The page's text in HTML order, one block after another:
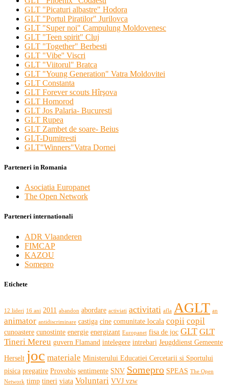
GLT "Picaturi albastre" Hodora
GLT "Portul Piratilor" Jurilovca
GLT "Super noi" Campulung Moldovenesc
GLT "Teen spirit" Cluj
GLT "Together" Berbesti
GLT "Vibe'' Viscri
GLT "Viitorul" Bratca
GLT "Young Generation" Vatra Moldovitei
GLT Constanta
GLT Forever scouts Hîrşova
GLT Homorod
GLT Jos Palaria- Bucuresti
GLT Rupea
GLT Zambet de soare- Beius
GLT-Dumitresti
GLT"Winners"Vatra Dornei
Parteneri in Romania
Asociatia Europanet
The Open Network
Parteneri internationali
ADR Vlaanderen
FIMCAP
KAZOU
Somepro
Etichete
12 lideri 16 ani 2011 abandon abordare activiati activitati afla AGLT an
animator antidiscriminare castiga cine comunitate locala copii copil
cunoastere cunostinte energie energizant Europanet fisa de joc GLT GLT
Tineri Mereu guvern Flamand intelegere intrebari Jeugddienst Gemeente
Herselt joc materiale Ministerului Educatiei Cercetarii si Sportului
pisica pregatire Provobis sentimente SNV Somepro SPEAS The Open
Network timp tineri viata Voluntari VVJ vzw